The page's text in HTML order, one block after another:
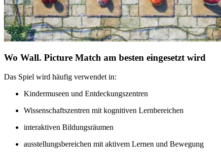
Wo Wall. Picture Match am besten eingesetzt wird
Das Spiel wird häufig verwendet in:
Kindermuseen und Entdeckungszentren
Wissenschaftszentren mit kognitiven Lernbereichen
interaktiven Bildungsräumen
ausstellungsbereichen mit aktivem Lernen und Bewegung